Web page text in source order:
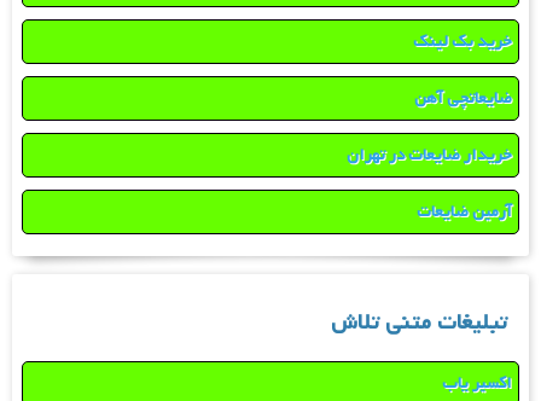
خرید بک لینک
ضایعاتچی آهن
خریدار ضایعات در تهران
آرمین ضایعات
تبلیغات متنی تلاش
اکسیر یاب